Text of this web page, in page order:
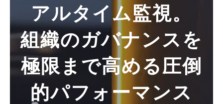
アルタイム監視。
組織のガバナンスを
極限まで高める圧倒
的パフォーマンス